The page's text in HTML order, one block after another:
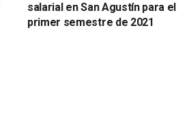
salarial en San Agustín para el
primer semestre de 2021